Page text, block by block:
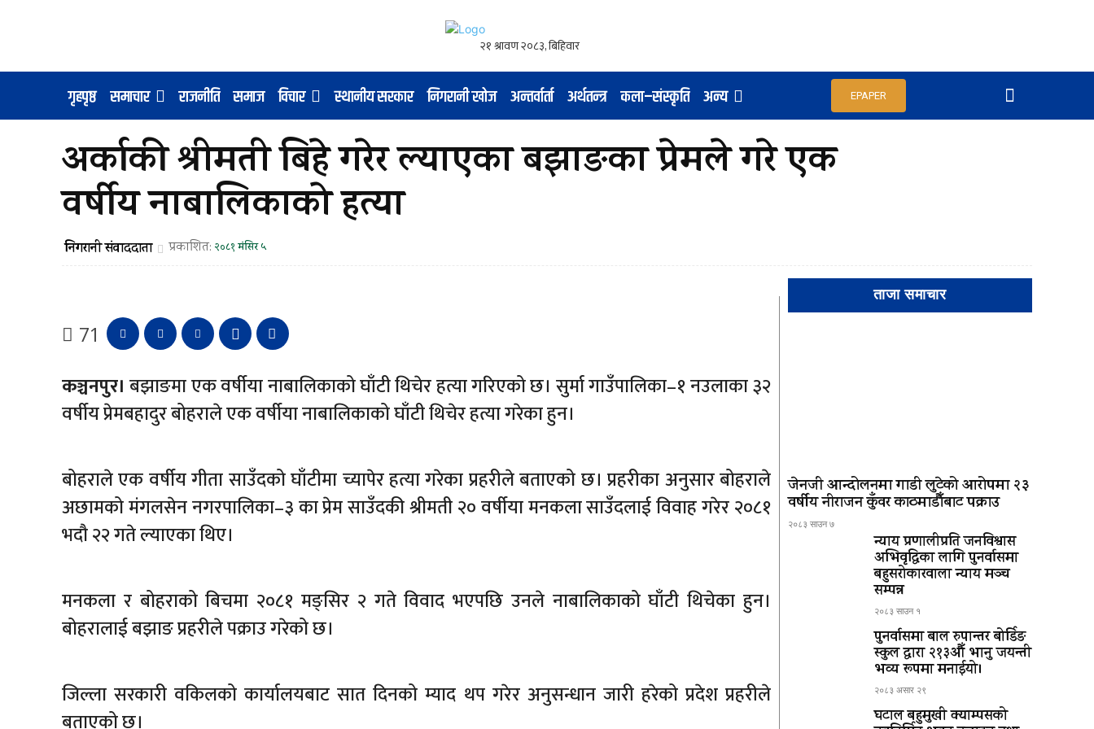
गृहपृष्ठ समाचार राजनीति समाज विचार स्थानीय सरकार निगरानी खोज अन्तर्वार्ता अर्थतन्त्र कला–संस्कृति अन्य EPAPER
अर्काकी श्रीमती बिहे गरेर ल्याएका बझाङका प्रेमले गरे एक
वर्षीय नाबालिकाको हत्या
निगरानी संवाददाता प्रकाशित: २०८१ मंसिर ५
71
कञ्चनपुर। बझाङमा एक वर्षीया नाबालिकाको घाँटी थिचेर हत्या गरिएको छ। सुर्मा गाउँपालिका–१ नउलाका ३२
वर्षीय प्रेमबहादुर बोहराले एक वर्षीया नाबालिकाको घाँटी थिचेर हत्या गरेका हुन।
बोहराले एक वर्षीय गीता साउँदको घाँटीमा च्यापेर हत्या गरेका प्रहरीले बताएको छ। प्रहरीका अनुसार बोहराले
अछामको मंगलसेन नगरपालिका–३ का प्रेम साउँदकी श्रीमती २० वर्षीया मनकला साउँदलाई विवाह गरेर २०८१
भदौ २२ गते ल्याएका थिए।
मनकला र बोहराको बिचमा २०८१ मङ्सिर २ गते विवाद भएपछि उनले नाबालिकाको घाँटी थिचेका हुन।
बोहरालाई बझाङ प्रहरीले पक्राउ गरेको छ।
जिल्ला सरकारी वकिलको कार्यालयबाट सात दिनको म्याद थप गरेर अनुसन्धान जारी हरेको प्रदेश प्रहरीले
बताएको छ।
ताजा समाचार
जेनजी आन्दोलनमा गाडी लुटेको आरोपमा २३
वर्षीय नीराजन कुँवर काठमाडौँबाट पक्राउ
२०८३ साउन ७
न्याय प्रणालीप्रति जनविश्वास
अभिवृद्धिका लागि पुनर्वासमा
बहुसरोकारवाला न्याय मञ्च
सम्पन्न
२०८३ साउन १
पुनर्वासमा बाल रुपान्तर बोर्डिङ
स्कुल द्धारा २१३औँ भानु जयन्ती
भव्य रूपमा मनाईयो।
२०८३ असार २९
घटाल बहुमुखी क्याम्पसको